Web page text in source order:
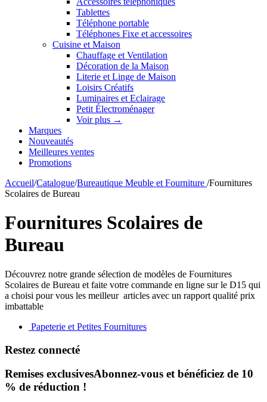
Tablettes
Téléphone portable
Téléphones Fixe et accessoires
Cuisine et Maison
Chauffage et Ventilation
Décoration de la Maison
Literie et Linge de Maison
Loisirs Créatifs
Luminaires et Eclairage
Petit Électroménager
Voir plus →
Marques
Nouveautés
Meilleures ventes
Promotions
Accueil/Catalogue/Bureautique Meuble et Fourniture /Fournitures
Scolaires de Bureau
Fournitures Scolaires de
Bureau
Découvrez notre grande sélection de modèles de Fournitures
Scolaires de Bureau et faite votre commande en ligne sur le D15 qui
a choisi pour vous les meilleur articles avec un rapport qualité prix
imbattable
Papeterie et Petites Fournitures
Restez connecté
Remises exclusivesAbonnez-vous et bénéficiez de 10
% de réduction !